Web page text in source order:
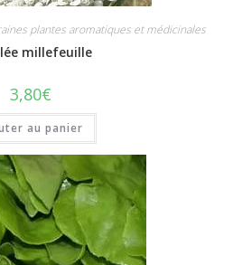
plantes aromatiques et médicinales
millefeuille
3,80€
au panier